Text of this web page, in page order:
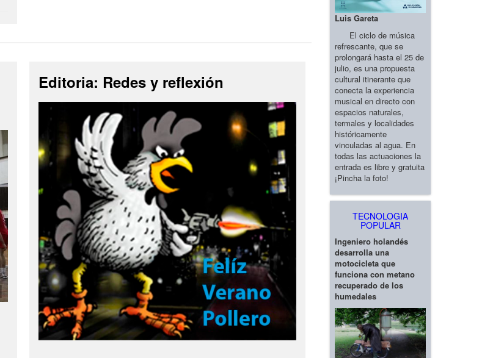
Editoria: Redes y reflexión
Luis Gareta
El ciclo de música
refrescante, que se
prolongará hasta el 25 de
julio, es una propuesta
cultural itinerante que
conecta la experiencia
musical en directo con
espacios naturales,
termales y localidades
históricamente
vinculadas al agua. En
todas las actuaciones la
entrada es libre y gratuita
¡Pincha la foto!
TECNOLOGIA
POPULAR
Ingeniero holandés
desarrolla una
motocicleta que
funciona con metano
recuperado de los
humedales